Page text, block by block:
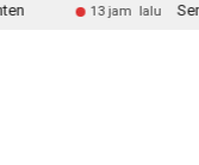
Sensus Ekonomi 2026,